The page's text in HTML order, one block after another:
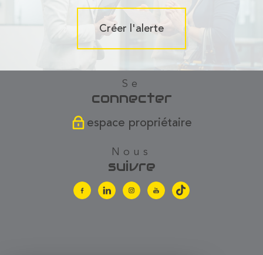
Créer l'alerte
se
connecter
espace propriétaire
nous
suivre